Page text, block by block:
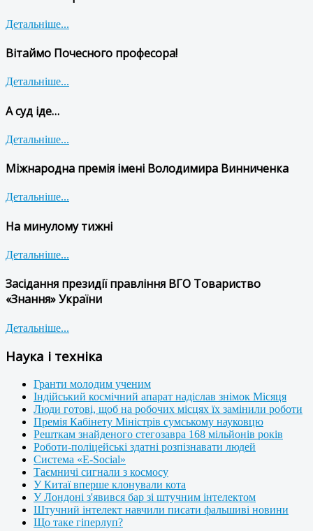
Детальніше...
Вітаймо Почесного професора!
Детальніше...
А суд іде…
Детальніше...
Міжнародна премія імені Володимира Винниченка
Детальніше...
На минулому тижні
Детальніше...
Засідання президії правління ВГО Товариство
«Знання» України
Детальніше...
Наука і техніка
Гранти молодим ученим
Індійський космічний апарат надіслав знімок Місяця
Люди готові, щоб на робочих місцях їх замінили роботи
Премія Кабінету Міністрів сумському науковцю
Решткам знайденого стегозавра 168 мільйонів років
Роботи-поліцейські здатні розпізнавати людей
Система «E-Social»
Таємничі сигнали з космосу
У Китаї вперше клонували кота
У Лондоні з'явився бар зі штучним інтелектом
Штучний інтелект навчили писати фальшиві новини
Що таке гіперлуп?